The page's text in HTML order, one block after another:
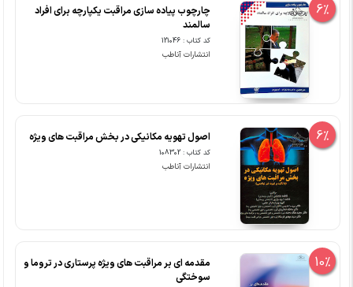
6%
چارچوب پیاده سازی مراقبت یکپارچه برای افراد
سالمند
کد کتاب : 121046
انتشارات آناطب
6% اصول تهویه مکانیکی در بخش مراقبت های ویژه
کد کتاب : 108302
انتشارات آناطب
10%
مقدمه ای بر مراقبت های ویژه پرستاری در تروما و
سوختگی